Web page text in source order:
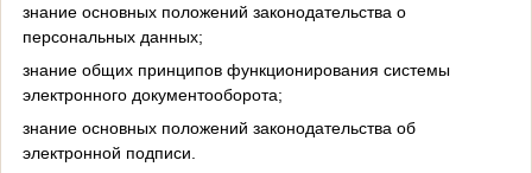
знание основных положений законодательства о
персональных данных;
знание общих принципов функционирования системы
электронного документооборота;
знание основных положений законодательства об
электронной подписи.